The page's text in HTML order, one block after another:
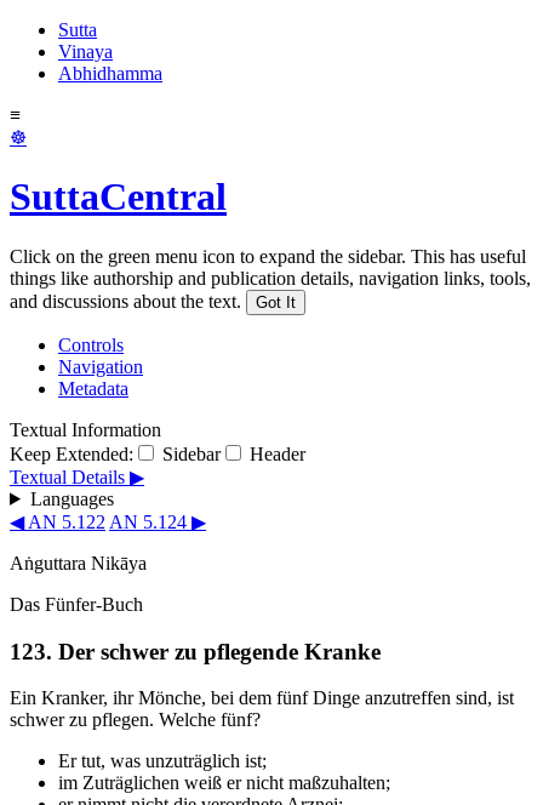
Sutta
Vinaya
Abhidhamma
≡
☸
SuttaCentral
Click on the green menu icon to expand the sidebar. This has useful
things like authorship and publication details, navigation links, tools,
and discussions about the text.
Got It
Controls
Navigation
Metadata
Textual Information
Keep Extended:
Sidebar
Header
Textual Details ▶
Languages
◀ AN 5.122 AN 5.124 ▶
Aṅguttara Nikāya
Das Fünfer-Buch
123. Der schwer zu pflegende Kranke
Ein Kranker, ihr Mönche, bei dem fünf Dinge anzutreffen sind, ist
schwer zu pflegen. Welche fünf?
Er tut, was unzuträglich ist;
im Zuträglichen weiß er nicht maßzuhalten;